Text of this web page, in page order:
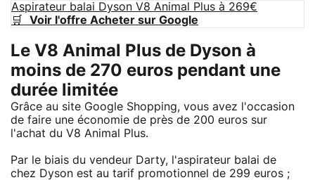
Aspirateur balai Dyson V8 Animal Plus à 269€
🛒 Voir l'offre Acheter sur Google
Le V8 Animal Plus de Dyson à
moins de 270 euros pendant une
durée limitée
Grâce au site Google Shopping, vous avez l'occasion
de faire une économie de près de 200 euros sur
l'achat du V8 Animal Plus.
Par le biais du vendeur Darty, l'aspirateur balai de
chez Dyson est au tarif promotionnel de 299 euros ;